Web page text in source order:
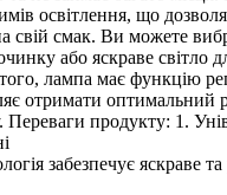
освітлення, що
свій смак. Ви можете
або яскраве світло
лампа має функцію
отримати оптимальний
продукту: 1.
забезпечує яскраве